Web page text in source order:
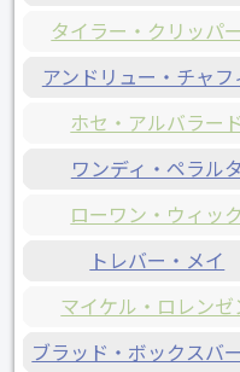
タイラー・クリッパ
アンドリュー・チャフ
ホセ・アルバラード
ワンディ・ペラルタ
ローワン・ウィック
トレバー・メイ
マイケル・ロレンゼ
ブラッド・ボックスバ